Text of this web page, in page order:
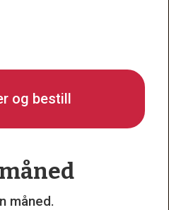
og bestill
måned.